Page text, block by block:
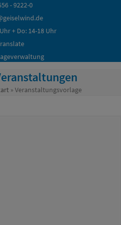
- 9222-0
+ Do: 14-18 Uhr
»Veranstaltungsvorlage